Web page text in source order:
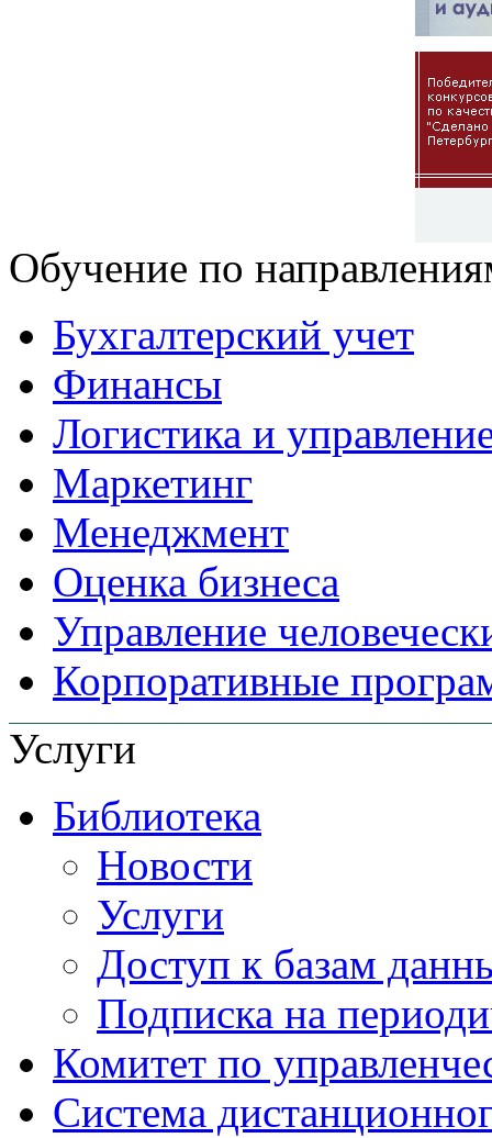
Обучение по
Бухгалтерский учет
Финансы
Логистика и
Маркетинг
Менеджмент
Оценка бизнеса
Управление
Корпоративные
Услуги
Библиотека
Новости
Услуги
Доступ к базам
Подписка на
Комитет по
Система